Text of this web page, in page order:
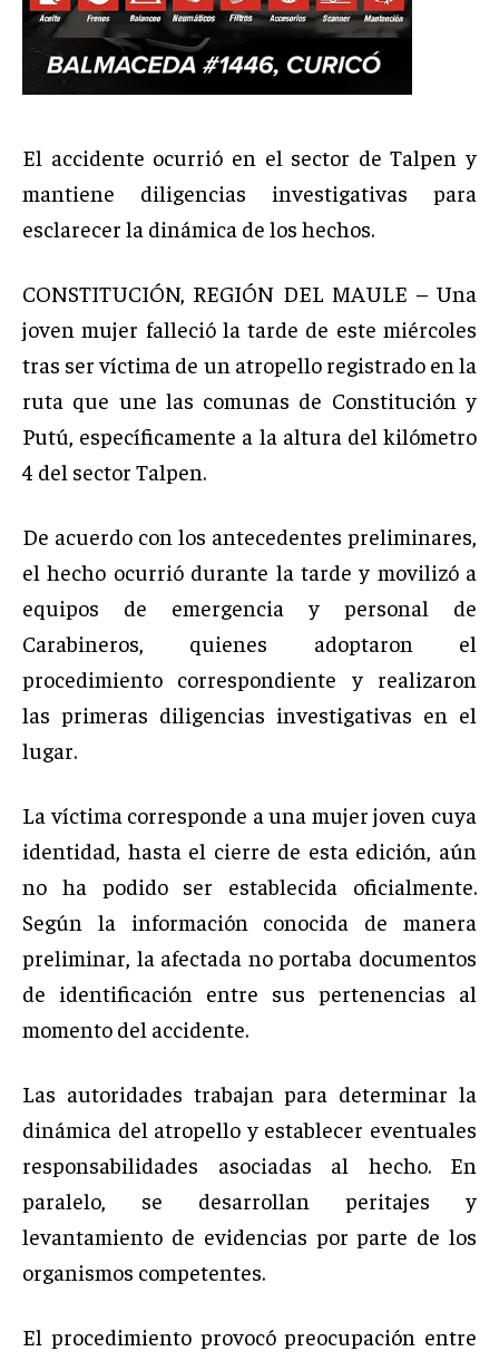
El accidente ocurrió en el sector de Talpen y
mantiene diligencias investigativas para
esclarecer la dinámica de los hechos.
CONSTITUCIÓN, REGIÓN DEL MAULE – Una
joven mujer falleció la tarde de este miércoles
tras ser víctima de un atropello registrado en la
ruta que une las comunas de Constitución y
Putú, específicamente a la altura del kilómetro
4 del sector Talpen.
De acuerdo con los antecedentes preliminares,
el hecho ocurrió durante la tarde y movilizó a
equipos de emergencia y personal de
Carabineros, quienes adoptaron el
procedimiento correspondiente y realizaron
las primeras diligencias investigativas en el
lugar.
La víctima corresponde a una mujer joven cuya
identidad, hasta el cierre de esta edición, aún
no ha podido ser establecida oficialmente.
Según la información conocida de manera
preliminar, la afectada no portaba documentos
de identificación entre sus pertenencias al
momento del accidente.
Las autoridades trabajan para determinar la
dinámica del atropello y establecer eventuales
responsabilidades asociadas al hecho. En
paralelo, se desarrollan peritajes y
levantamiento de evidencias por parte de los
organismos competentes.
El procedimiento provocó preocupación entre